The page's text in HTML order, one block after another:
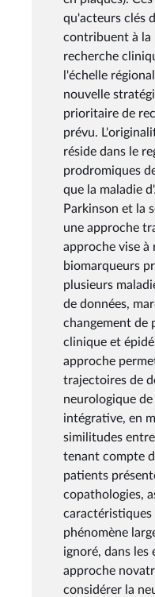
qu'acteurs clés
contribuent à la
recherche
l'échelle
nouvelle
prioritaire de
prévu.
réside dans le
prodromiques
que la maladie
Parkinson et la
une approche
approche vise à
biomarqueurs
plusieurs
de données,
changement de
clinique et
approche
trajectoires de
neurologique
intégrative, en
similitudes
tenant compte
patients
copathologies,
phénomène
ignoré, dans les
approche
considérer la